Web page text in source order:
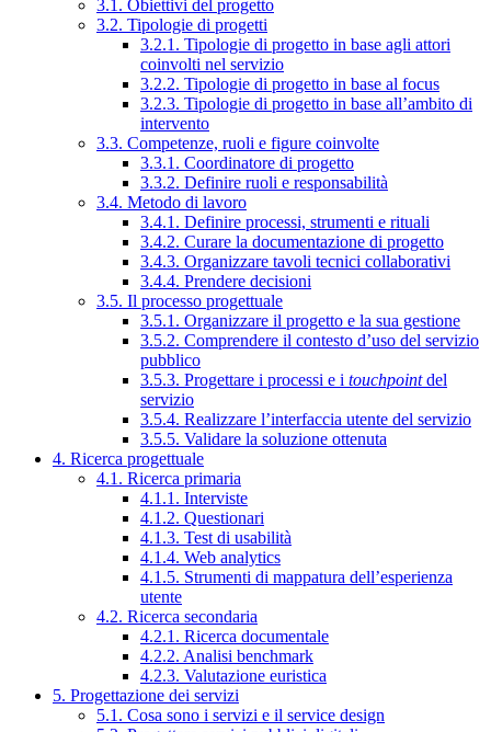
3.1. Obiettivi del progetto
3.2. Tipologie di progetti
3.2.1. Tipologie di progetto in base agli attori
coinvolti nel servizio
3.2.2. Tipologie di progetto in base al focus
3.2.3. Tipologie di progetto in base all’ambito di
intervento
3.3. Competenze, ruoli e figure coinvolte
3.3.1. Coordinatore di progetto
3.3.2. Definire ruoli e responsabilità
3.4. Metodo di lavoro
3.4.1. Definire processi, strumenti e rituali
3.4.2. Curare la documentazione di progetto
3.4.3. Organizzare tavoli tecnici collaborativi
3.4.4. Prendere decisioni
3.5. Il processo progettuale
3.5.1. Organizzare il progetto e la sua gestione
3.5.2. Comprendere il contesto d’uso del servizio
pubblico
3.5.3. Progettare i processi e i touchpointdel
servizio
3.5.4. Realizzare l’interfaccia utente del servizio
3.5.5. Validare la soluzione ottenuta
4. Ricerca progettuale
4.1. Ricerca primaria
4.1.1. Interviste
4.1.2. Questionari
4.1.3. Test di usabilità
4.1.4. Web analytics
4.1.5. Strumenti di mappatura dell’esperienza
utente
4.2. Ricerca secondaria
4.2.1. Ricerca documentale
4.2.2. Analisi benchmark
4.2.3. Valutazione euristica
5. Progettazione dei servizi
5.1. Cosa sono i servizi e il service design